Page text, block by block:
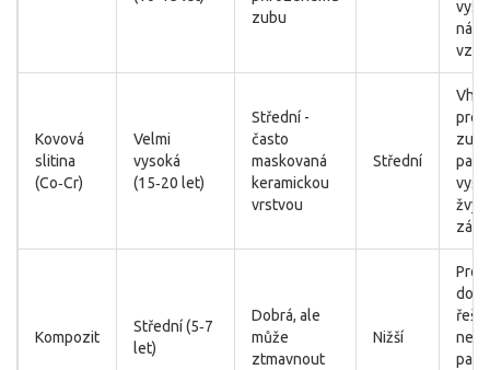
zubu
Kovová
slitina
(Co‑Cr)
Velmi
vysoká
(15‑20 let)
Střední -
často
maskovaná
keramickou
vrstvou
Střední
pro
vyšší
Kompozit
Střední (5‑7
let)
Dobrá, ale
může
ztmavnout
Nižší
Pro